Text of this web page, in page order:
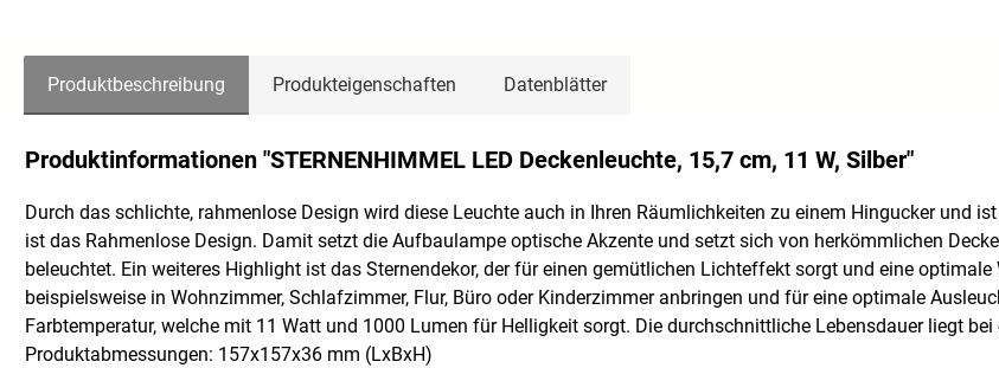
Produktbeschreibung Produkteigenschaften Datenblätter
Produktinformationen "STERNENHIMMEL LED Deckenleuchte, 15,7 cm, 11 W, Silber"
Durch das schlichte, rahmenlose Design wird diese Leuchte auch in Ihren Räumlichkeiten zu einem Hingucker und
ist das Rahmenlose Design. Damit setzt die Aufbaulampe optische Akzente und setzt sich von herkömmlichen
beleuchtet. Ein weiteres Highlight ist das Sternendekor, der für einen gemütlichen Lichteffekt sorgt und eine
beispielsweise in Wohnzimmer, Schlafzimmer, Flur, Büro oder Kinderzimmer anbringen und für eine optimale
Farbtemperatur, welche mit 11 Watt und 1000 Lumen für Helligkeit sorgt. Die durchschnittliche Lebensdauer liegt
Produktabmessungen: 157x157x36 mm (LxBxH)